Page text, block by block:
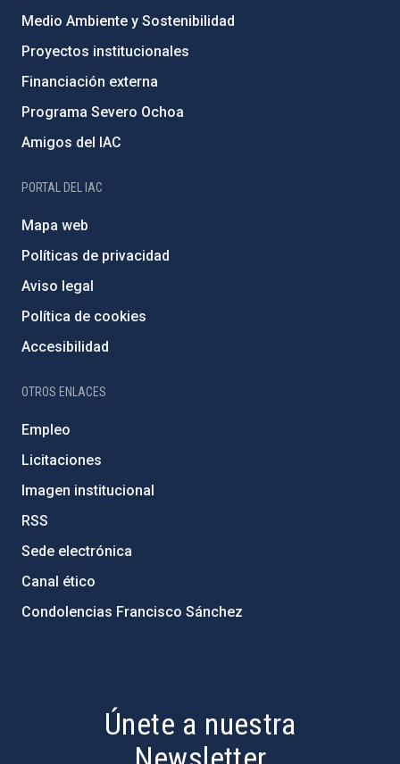
Medio Ambiente y Sostenibilidad
Proyectos institucionales
Financiación externa
Programa Severo Ochoa
Amigos del IAC
PORTAL DEL IAC
Mapa web
Políticas de privacidad
Aviso legal
Política de cookies
Accesibilidad
OTROS ENLACES
Empleo
Licitaciones
Imagen institucional
RSS
Sede electrónica
Canal ético
Condolencias Francisco Sánchez
Únete a nuestra